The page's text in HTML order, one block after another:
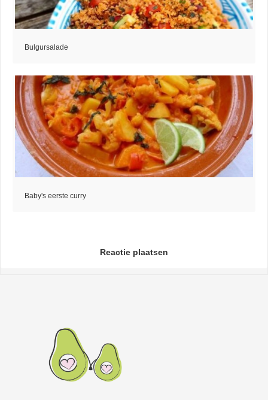
Bulgursalade
Baby's eerste curry
Reactie plaatsen